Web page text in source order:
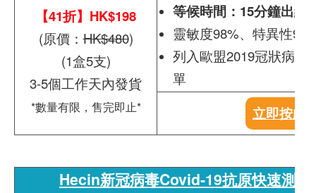
【41折】HK$198
(原價：HK$480)
(1盒5支)
3-5個工作天內發貨
*數量有限，售完即止*
等候時間：15分鐘出結
靈敏度98%、特異性
列入歐盟2019冠狀病毒
單
立即按此
Hecin新冠病毒Covid-19抗原快速測試